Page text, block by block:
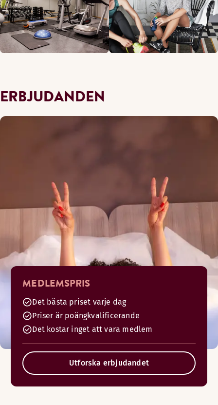
ERBJUDANDEN
MEDLEMSPRIS
Det bästa priset varje dag
Priser är poängkvalificerande
Det kostar inget att vara medlem
Utforska erbjudandet